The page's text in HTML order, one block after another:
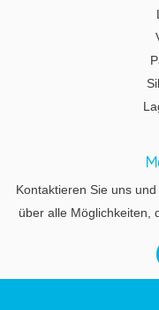
Kontaktieren Sie uns
über alle Möglichkeiten,